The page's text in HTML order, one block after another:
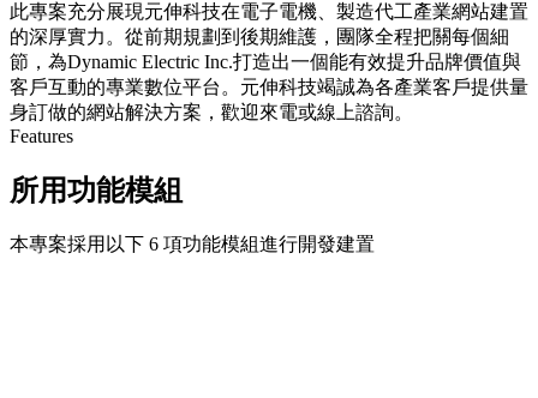
此專案充分展現元伸科技在電子電機、製造代工產業網站建置
的深厚實力。從前期規劃到後期維護，團隊全程把關每個細
節，為Dynamic Electric Inc.打造出一個能有效提升品牌價值與
客戶互動的專業數位平台。元伸科技竭誠為各產業客戶提供量
身訂做的網站解決方案，歡迎來電或線上諮詢。
Features
所用功能模組
本專案採用以下 6 項功能模組進行開發建置